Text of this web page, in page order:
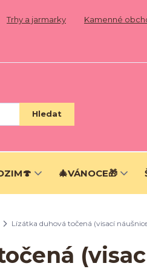
Trhy a jarmarky
Kamenné
Hledat
🎄VÁNOCE🎁
Lízátka duhová točená (visací